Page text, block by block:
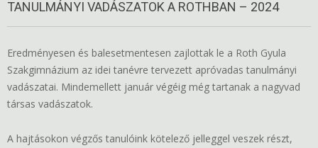
TANULMÁNYI VADÁSZATOK A ROTHBAN – 2024
Eredményesen és balesetmentesen zajlottak le a Roth Gyula
Szakgimnázium az idei tanévre tervezett apróvadas tanulmányi
vadászatai. Mindemellett január végéig még tartanak a nagyvad
társas vadászatok.
A hajtásokon végzős tanulóink kötelező jelleggel veszek részt,